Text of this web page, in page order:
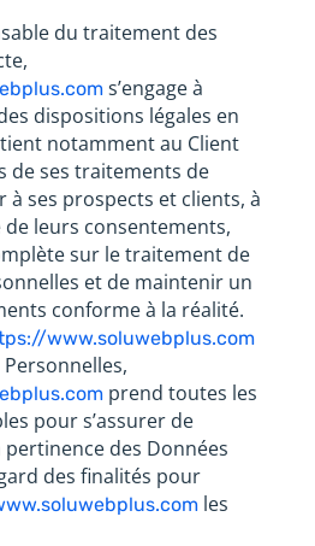
du traitement des
s’engage à
dispositions légales en
notamment au Client
de ses traitements de
à ses prospects et clients, à
leurs consentements,
sur le traitement de
et de maintenir un
conforme à la réalité.
www.soluwebplus.com
prend toutes les
pour s’assurer de
pertinence des Données
des finalités pour
les